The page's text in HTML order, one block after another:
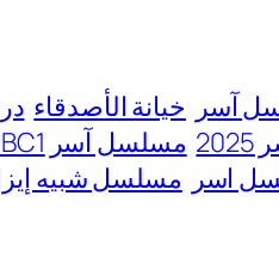
آسر خيانة الأصدقاء
مسلسل آسر MBC1
اسر مسلسل شبيه